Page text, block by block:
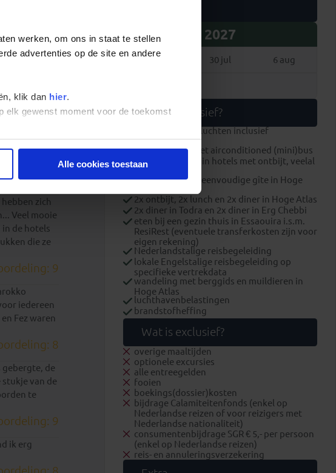
werken, om ons in staat te stellen
advertenties op de site en andere
klik dan hier.
elk gewenst moment voor de toekomst
Alle cookies toestaan
stil
gaf de reis
echt
is wel
8
zich
Veel mooie
in de hotels
die ze
9
iedereen
Fez waren
8
de
van de
te
9
ik erg
2027
23 jul 30 jul 6 aug
Wat is inclusief?
internationale vluchten inclusief
ruimbagage
alle transport met airconditioned (mini)bus
overnachtingen in hotels met ontbijt, veelal
overnachting in eenvoudige gîte in Hoge
2x ontbijt, 2x lunch en 2x diner in Hoge Atlas
2x diner in Todra en 2x diner in Erg Chebbi
eten bij een gezin thuis in Essaouira i.s.m.
ResiRest (eventuele transferkosten zijn voor
eigen rekening)
Nederlandstalige reisbegeleiding
lokale Engelstalige reisbegeleiding op
specifieke vertrekdata
wandeling met berggids en muildieren in
Hoge Atlas
luchthavenbelastingen
brandstofheffing
Wat is exclusief?
overige maaltijden
optionele excursies
alle entreegelden
fooien
boekings(dossier)kosten
bijdrage Calamiteitenfonds (enkel op
Nederlandse reizen of voor reizigers met
Nederlandse nationaliteit)
consumentenbijdrage SGR € 5,- per persoon
(enkel op Nederlandse reizen)
reis- en annuleringsverzekering